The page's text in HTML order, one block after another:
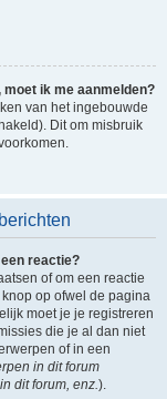
ik me aanmelden?
van het ingebouwde
Dit om misbruik
reactie?
of om een reactie
op ofwel de pagina
moet je je registreren
die je al dan niet
of in een
in dit forum
dit forum, enz.).